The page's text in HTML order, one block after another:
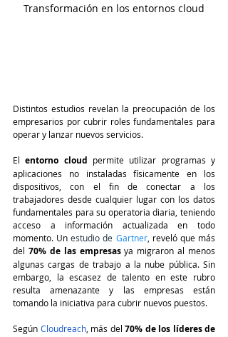
Transformación en los entornos cloud
Distintos estudios revelan la preocupación de los
empresarios por cubrir roles fundamentales para
operar y lanzar nuevos servicios.
El entorno cloud permite utilizar programas y
aplicaciones no instaladas físicamente en los
dispositivos, con el fin de conectar a los
trabajadores desde cualquier lugar con los datos
fundamentales para su operatoria diaria, teniendo
acceso a información actualizada en todo
momento. Un estudio de Gartner, reveló que más
del 70% de las empresas ya migraron al menos
algunas cargas de trabajo a la nube pública. Sin
embargo, la escasez de talento en este rubro
resulta amenazante y las empresas están
tomando la iniciativa para cubrir nuevos puestos.
Según Cloudreach, más del 70% de los líderes de